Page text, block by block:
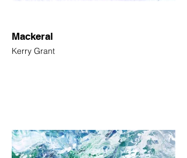
Mackeral
Kerry Grant